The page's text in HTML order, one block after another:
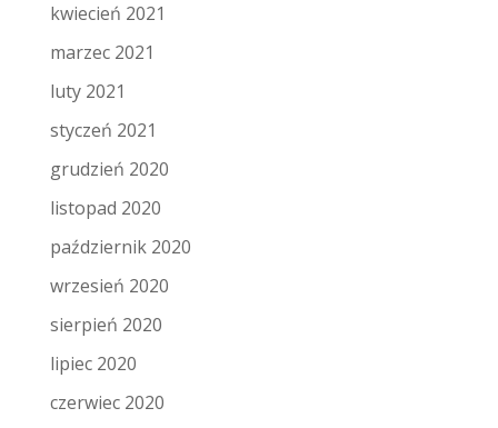
kwiecień 2021
marzec 2021
luty 2021
styczeń 2021
grudzień 2020
listopad 2020
październik 2020
wrzesień 2020
sierpień 2020
lipiec 2020
czerwiec 2020